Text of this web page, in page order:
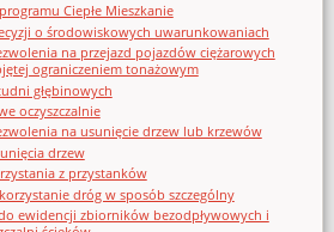
Ciepłe Mieszkanie
o środowiskowych uwarunkowaniach
na przejazd pojazdów ciężarowych
ograniczeniem tonażowym
głębinowych
oczyszczalnie
na usunięcie drzew lub krzewów
drzew
z przystanków
dróg w sposób szczególny
ewidencji zbiorników bezodpływowych i